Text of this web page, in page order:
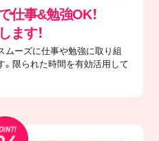
仕事&勉強OK！
ます！
ムーズに仕事や勉強に取り組
限られた時間を有効活用して